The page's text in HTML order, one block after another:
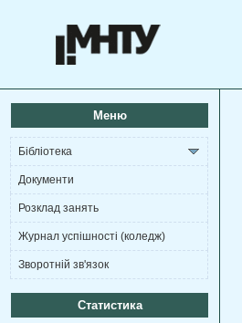
Меню
Бібліотека
Документи
Розклад занять
Журнал успішності (коледж)
Зворотній зв'язок
Статистика